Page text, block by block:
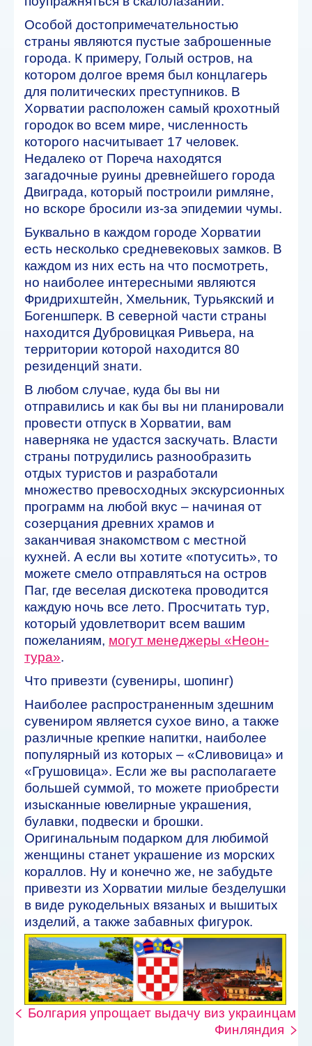
Особой достопримечательностью
страны являются пустые заброшенные
города. К примеру, Голый остров, на
котором долгое время был концлагерь
для политических преступников. В
Хорватии расположен самый крохотный
городок во всем мире, численность
которого насчитывает 17 человек.
Недалеко от Пореча находятся
загадочные руины древнейшего города
Двиграда, который построили римляне,
но вскоре бросили из-за эпидемии чумы.
Буквально в каждом городе Хорватии
есть несколько средневековых замков. В
каждом из них есть на что посмотреть,
но наиболее интересными являются
Фридрихштейн, Хмельник, Турьякский и
Богеншперк. В северной части страны
находится Дубровицкая Ривьера, на
территории которой находится 80
резиденций знати.
В любом случае, куда бы вы ни
отправились и как бы вы ни планировали
провести отпуск в Хорватии, вам
наверняка не удастся заскучать. Власти
страны потрудились разнообразить
отдых туристов и разработали
множество превосходных экскурсионных
программ на любой вкус – начиная от
созерцания древних храмов и
заканчивая знакомством с местной
кухней. А если вы хотите «потусить», то
можете смело отправляться на остров
Паг, где веселая дискотека проводится
каждую ночь все лето. Просчитать тур,
который удовлетворит всем вашим
пожеланиям, могут менеджеры «Неон-
тура».
Что привезти (сувениры, шопинг)
Наиболее распространенным здешним
сувениром является сухое вино, а также
различные крепкие напитки, наиболее
популярный из которых – «Сливовица» и
«Грушовица». Если же вы располагаете
большей суммой, то можете приобрести
изысканные ювелирные украшения,
булавки, подвески и брошки.
Оригинальным подарком для любимой
женщины станет украшение из морских
кораллов. Ну и конечно же, не забудьте
привезти из Хорватии милые безделушки
в виде рукодельных вязаных и вышитых
изделий, а также забавных фигурок.
Болгария упрощает выдачу виз украинцам
Финляндия